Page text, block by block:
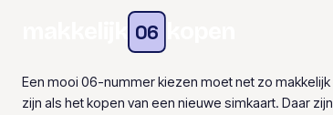
06
Een mooi 06-nummer kiezen moet net zo makkelijk
zijn als het kopen van een nieuwe simkaart. Daar zijn